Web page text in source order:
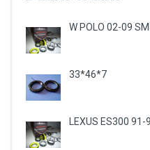
W POLO 02-09
33*46*7
LEXUS ES300